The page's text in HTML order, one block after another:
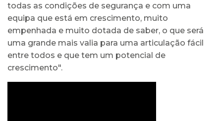
todas as condições de segurança e com uma
equipa que está em crescimento, muito
empenhada e muito dotada de saber, o que será
uma grande mais valia para uma articulação fácil
entre todos e que tem um potencial de
crescimento".